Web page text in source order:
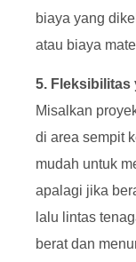
biaya yang
atau biaya
5. Fleksibilitas
Misalkan
di area sempit
mudah untuk
apalagi jika
lalu lintas
berat dan